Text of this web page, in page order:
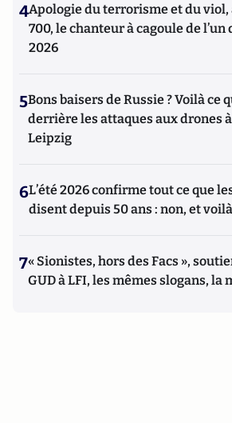
4Apologie du terrorisme et du viol,
700, le chanteur à cagoule de l’un
2026
5Bons baisers de Russie ? Voilà ce
derrière les attaques aux drones
Leipzig
6L’été 2026 confirme tout ce que
disent depuis 50 ans : non, et
7« Sionistes, hors des Facs »,
GUD à LFI, les mêmes slogans, la